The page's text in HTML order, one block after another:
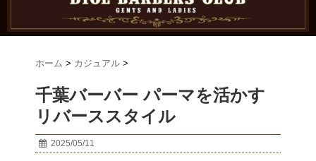
ホーム > カジュアル >
千葉バーバー パーマを活かす
リバーススタイル
2025/05/11